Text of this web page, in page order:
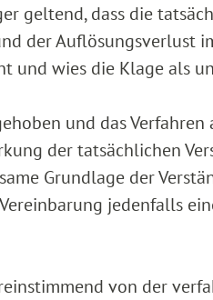
geltend, dass die
der Auflösungsverlust
und wies die Klage als
und das Verfahren
der tatsächlichen
Grundlage der
jedenfalls
von der